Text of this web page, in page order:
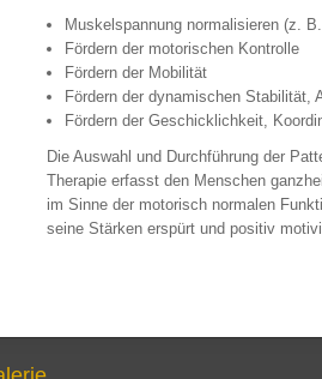
Muskelspannung normalisieren (z.
Fördern der motorischen Kontrolle
Fördern der Mobilität
Fördern der dynamischen Stabilität,
Fördern der Geschicklichkeit,
Die Auswahl und Durchführung der
Therapie erfasst den Menschen
im Sinne der motorisch normalen
seine Stärken erspürt und positiv